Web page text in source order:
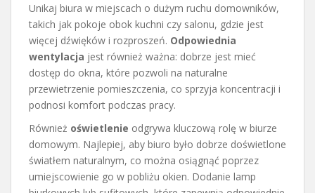
Unikaj biura w miejscach o dużym ruchu domowników,
takich jak pokoje obok kuchni czy salonu, gdzie jest
więcej dźwięków i rozproszeń. Odpowiednia
wentylacja jest również ważna: dobrze jest mieć
dostęp do okna, które pozwoli na naturalne
przewietrzenie pomieszczenia, co sprzyja koncentracji i
podnosi komfort podczas pracy.
Również oświetlenie odgrywa kluczową rolę w biurze
domowym. Najlepiej, aby biuro było dobrze doświetlone
światłem naturalnym, co można osiągnąć poprzez
umiejscowienie go w pobliżu okien. Dodanie lamp